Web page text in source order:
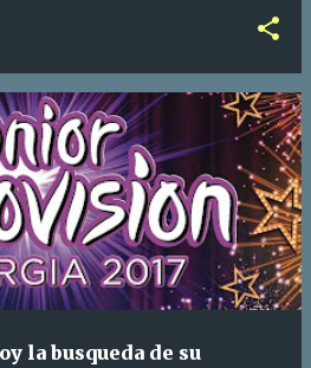
la busqueda de su